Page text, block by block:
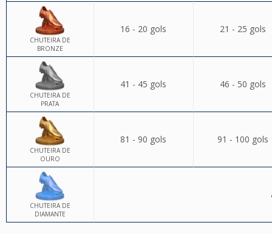
CHUTEIRA DE
BRONZE
16 - 20 gols 21 - 25 gols
CHUTEIRA DE
PRATA
41 - 45 gols 46 - 50 gols
CHUTEIRA DE
OURO
81 - 90 gols 91 - 100 gols
CHUTEIRA DE
DIAMANTE